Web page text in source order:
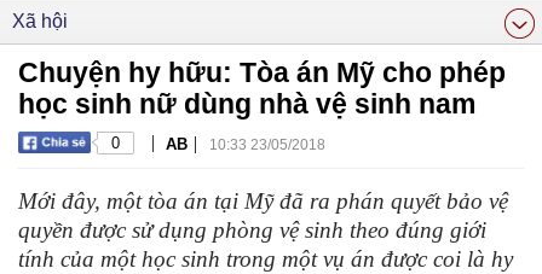
Xã hội
Chuyện hy hữu: Tòa án Mỹ cho phép
học sinh nữ dùng nhà vệ sinh nam
0 | AB | 10:33 23/05/2018
Mới đây, một tòa án tại Mỹ đã ra phán quyết bảo vệ
quyền được sử dụng phòng vệ sinh theo đúng giới
tính của một học sinh trong một vụ án được coi là hy